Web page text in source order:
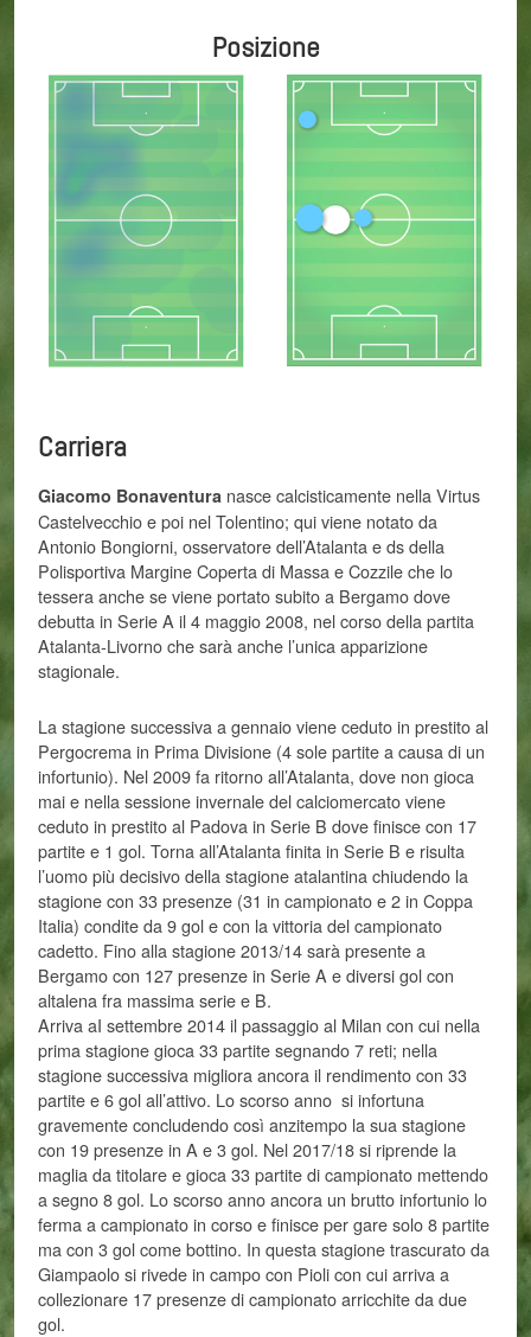
Posizione
Carriera
Giacomo Bonaventura nasce calcisticamente nella Virtus
Castelvecchio e poi nel Tolentino; qui viene notato da
Antonio Bongiorni, osservatore dell’Atalanta e ds della
Polisportiva Margine Coperta di Massa e Cozzile che lo
tessera anche se viene portato subito a Bergamo dove
debutta in Serie A il 4 maggio 2008, nel corso della partita
Atalanta-Livorno che sarà anche l’unica apparizione
stagionale.
La stagione successiva a gennaio viene ceduto in prestito al
Pergocrema in Prima Divisione (4 sole partite a causa di un
infortunio). Nel 2009 fa ritorno all’Atalanta, dove non gioca
mai e nella sessione invernale del calciomercato viene
ceduto in prestito al Padova in Serie B dove finisce con 17
partite e 1 gol. Torna all’Atalanta finita in Serie B e risulta
l’uomo più decisivo della stagione atalantina chiudendo la
stagione con 33 presenze (31 in campionato e 2 in Coppa
Italia) condite da 9 gol e con la vittoria del campionato
cadetto. Fino alla stagione 2013/14 sarà presente a
Bergamo con 127 presenze in Serie A e diversi gol con
altalena fra massima serie e B.
Arriva aI settembre 2014 il passaggio al Milan con cui nella
prima stagione gioca 33 partite segnando 7 reti; nella
stagione successiva migliora ancora il rendimento con 33
partite e 6 gol all’attivo. Lo scorso anno si infortuna
gravemente concludendo così anzitempo la sua stagione
con 19 presenze in A e 3 gol. Nel 2017/18 si riprende la
maglia da titolare e gioca 33 partite di campionato mettendo
a segno 8 gol. Lo scorso anno ancora un brutto infortunio lo
ferma a campionato in corso e finisce per gare solo 8 partite
ma con 3 gol come bottino. In questa stagione trascurato da
Giampaolo si rivede in campo con Pioli con cui arriva a
collezionare 17 presenze di campionato arricchite da due
gol.